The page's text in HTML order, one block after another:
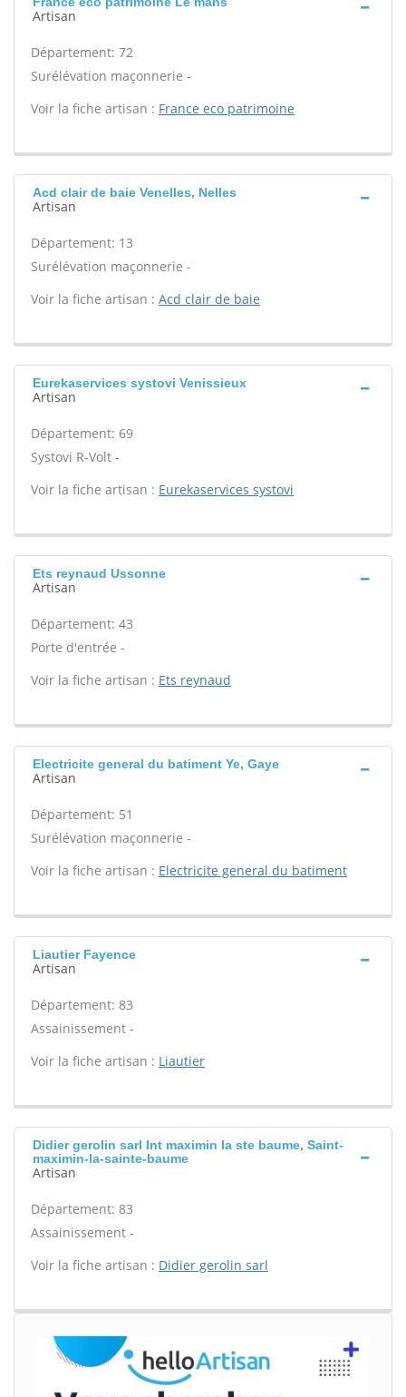
Artisan
Département: 72
Surélévation maçonnerie -
Voir la fiche artisan : France eco patrimoine
Acd clair de baie Venelles, Nelles
Artisan
Département: 13
Surélévation maçonnerie -
Voir la fiche artisan : Acd clair de baie
Eurekaservices systovi Venissieux
Artisan
Département: 69
Systovi R-Volt -
Voir la fiche artisan : Eurekaservices systovi
Ets reynaud Ussonne
Artisan
Département: 43
Porte d'entrée -
Voir la fiche artisan : Ets reynaud
Electricite general du batiment Ye, Gaye
Artisan
Département: 51
Surélévation maçonnerie -
Voir la fiche artisan : Electricite general du batiment
Liautier Fayence
Artisan
Département: 83
Assainissement -
Voir la fiche artisan : Liautier
Didier gerolin sarl Int maximin la ste baume, Saint-
maximin-la-sainte-baume
Artisan
Département: 83
Assainissement -
Voir la fiche artisan : Didier gerolin sarl